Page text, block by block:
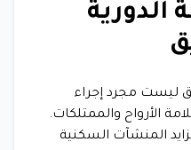
الدورية
ليست مجرد إجراء
الأرواح والممتلكات.
المنشآت السكنية